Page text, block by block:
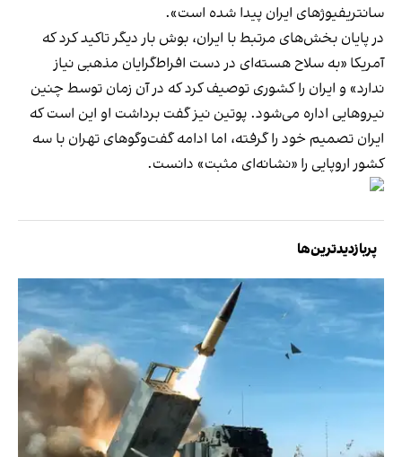
سانتریفیوژهای ایران پیدا شده است».
در پایان بخش‌های مرتبط با ایران، بوش بار دیگر تاکید کرد که
آمریکا «به سلاح هسته‌ای در دست افراط‌گرایان مذهبی نیاز
ندارد» و ایران را کشوری توصیف کرد که در آن زمان توسط چنین
نیروهایی اداره می‌شود. پوتین نیز گفت برداشت او این است که
ایران تصمیم خود را گرفته، اما ادامه گفت‌وگوهای تهران با سه
کشور اروپایی را «نشانه‌ای مثبت» دانست.
پربازدیدترین‌ها